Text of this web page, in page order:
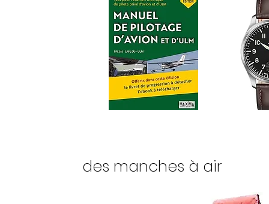
des manches à air